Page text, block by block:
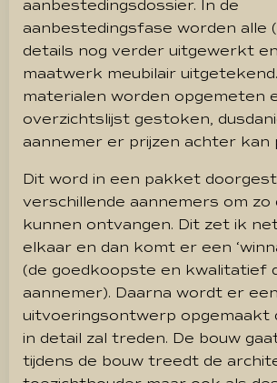
aanbestedingsdossier. In de
aanbestedingsfase worden alle
details nog verder uitgewerkt
maatwerk meubilair
materialen worden opgemeten
overzichtslijst gestoken,
aannemer er prijzen achter kan
Dit word in een pakket
verschillende aannemers om zo
kunnen ontvangen. Dit zet ik
elkaar en dan komt er een
(de goedkoopste en kwalitatief
aannemer). Daarna wordt er een
uitvoeringsontwerp opgemaakt
in detail zal treden. De bouw
tijdens de bouw treedt de